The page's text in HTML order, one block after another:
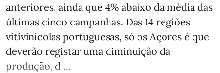
anteriores, ainda que 4% abaixo da média das
últimas cinco campanhas. Das 14 regiões
vitivinícolas portuguesas, só os Açores é que
deverão registar uma diminuição da
produção, d ...